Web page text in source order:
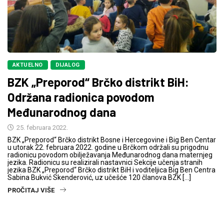
AKTUELNO DIJALOG
BZK „Preporod“ Brčko distrikt BiH:
Održana radionica povodom
Međunarodnog dana
25. februara 2022.
BZK „Preporod“ Brčko distrikt Bosne i Hercegovine i Big Ben Centar
u utorak 22. februara 2022. godine u Brčkom održali su prigodnu
radionicu povodom obilježavanja Međunarodnog dana maternjeg
jezika. Radionicu su realizirali nastavnici Sekcije učenja stranih
jezika BZK „Preporod“ Brčko distrikt BiH i voditeljica Big Ben Centra
Sabina Bukvić Skenderović, uz učešće 120 članova BZK […]
PROČITAJ VIŠE